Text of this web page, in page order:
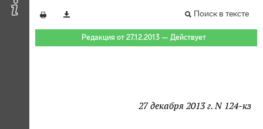
Поиск в тексте
Редакция от 27.12.2013 — Действует
27 декабря 2013 г. N 124-кз